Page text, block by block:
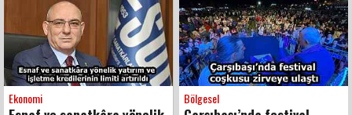
Ekonomi Bölgesel